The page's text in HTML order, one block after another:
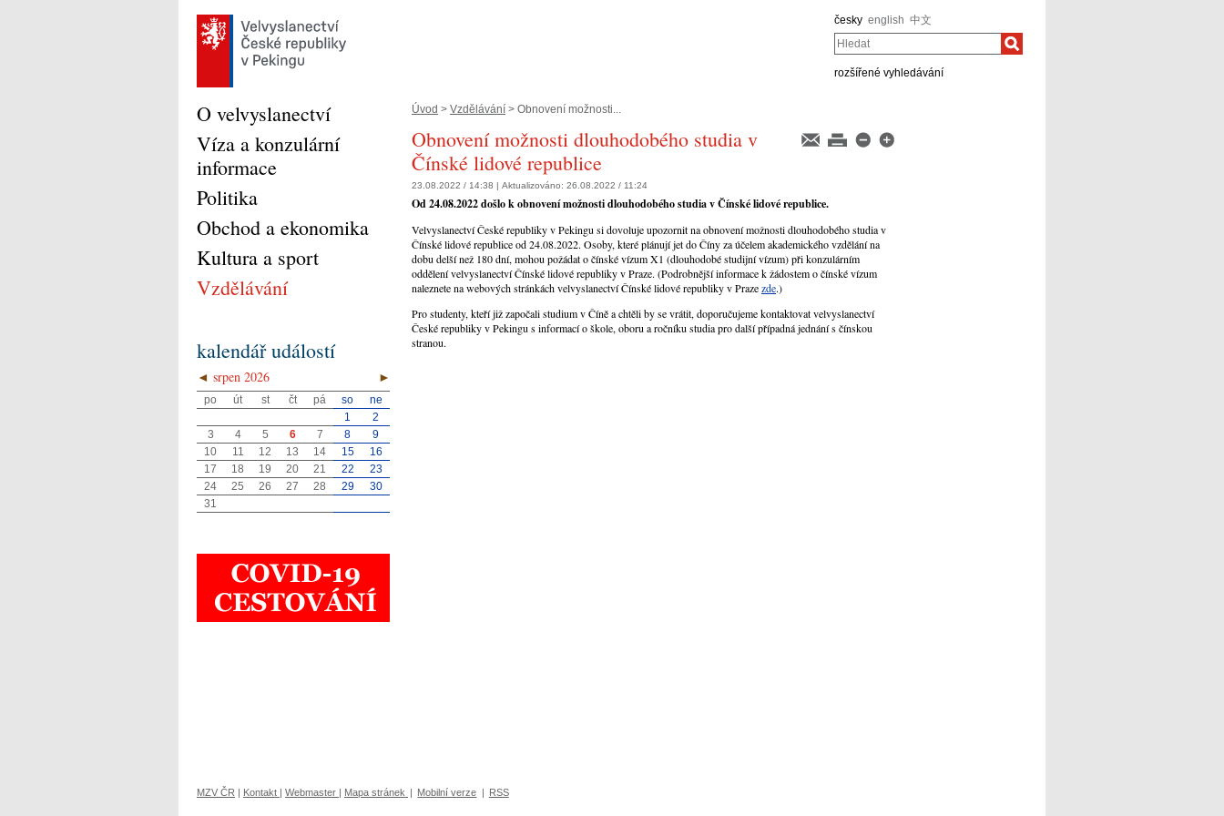
česky english 中文
Hledat
rozšířené vyhledávání
Úvod > Vzdělávání > Obnovení možnosti...
Obnovení možnosti dlouhodobého studia v
Čínské lidové republice
23.08.2022 / 14:38 | Aktualizováno: 26.08.2022 / 11:24
Od 24.08.2022 došlo k obnovení možnosti dlouhodobého studia v Čínské lidové republice.
Velvyslanectví České republiky v Pekingu si dovoluje upozornit na obnovení možnosti dlouhodobého studia v
Čínské lidové republice od 24.08.2022. Osoby, které plánují jet do Číny za účelem akademického vzdělání na
dobu delší než 180 dní, mohou požádat o čínské vízum X1 (dlouhodobé studijní vízum) při konzulárním
oddělení velvyslanectví Čínské lidové republiky v Praze. (Podrobnější informace k žádostem o čínské vízum
naleznete na webových stránkách velvyslanectví Čínské lidové republiky v Prazezde.)
Pro studenty, kteří již započali studium v Číně a chtěli by se vrátit, doporučujeme kontaktovat velvyslanectví
České republiky v Pekingu s informací o škole, oboru a ročníku studia pro další případná jednání s čínskou
stranou.
O velvyslanectví
Víza a konzulární
informace
Politika
Obchod a ekonomika
Kultura a sport
Vzdělávání
kalendář událostí
◄ ►
srpen 2026
po út st čt pá so
ne
1
2
3
4 5 6 7 8
9
10
11 12 13 14 15
16
17
18 19 20 21 22
23
24
25 26 27 28 29
30
31
MZV ČR | Kontakt | Webmaster | Mapa stránek | Mobilní verze | RSS